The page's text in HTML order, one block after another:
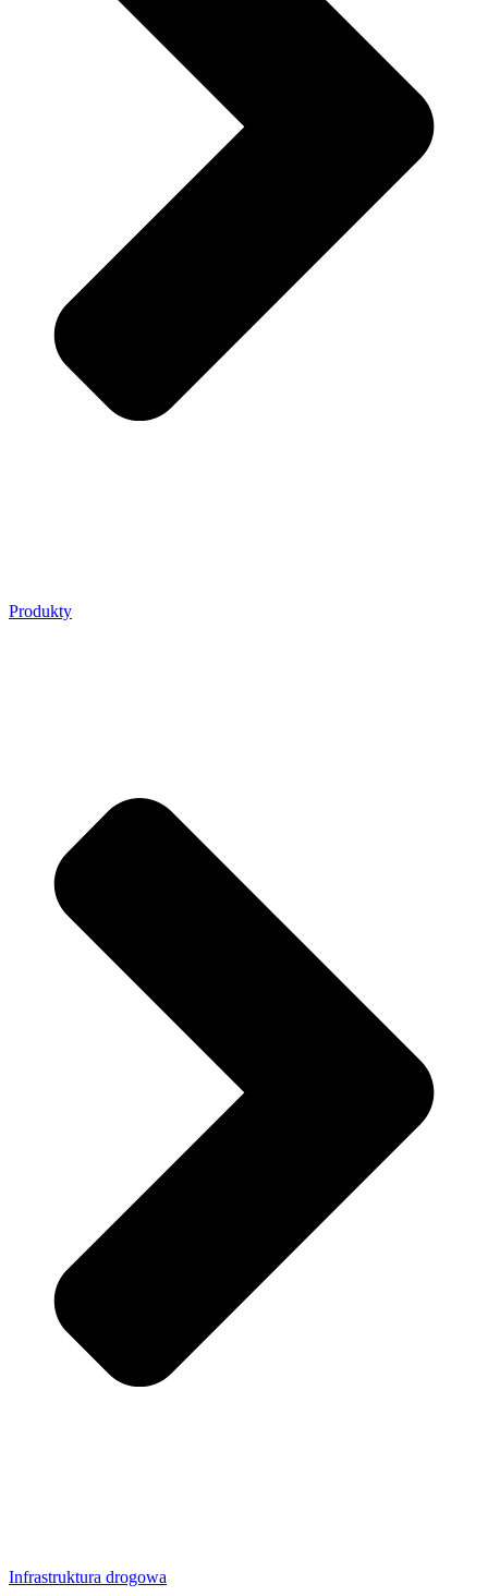
Produkty
Infrastruktura drogowa